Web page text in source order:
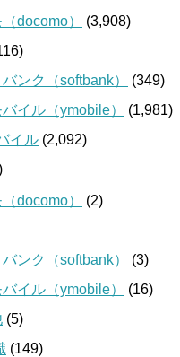
docomo）
(3,908)
ンク（softbank）
(349)
イル（ymobile）
(1,981)
イル (2,092)
docomo）
(2)
ンク（softbank）
(3)
イル（ymobile）
(16)
(5)
(149)